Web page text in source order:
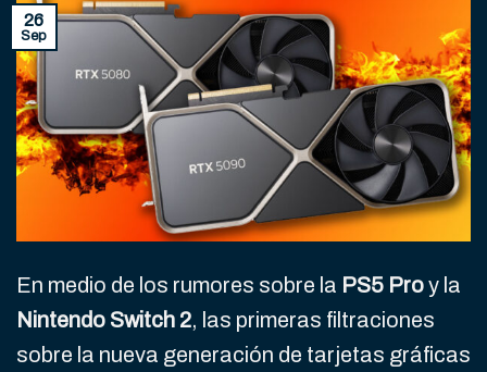
26
Sep
En medio de los rumores sobre la PS5 Proy la
Nintendo Switch 2, las primeras filtraciones
sobre la nueva generación de tarjetas gráficas